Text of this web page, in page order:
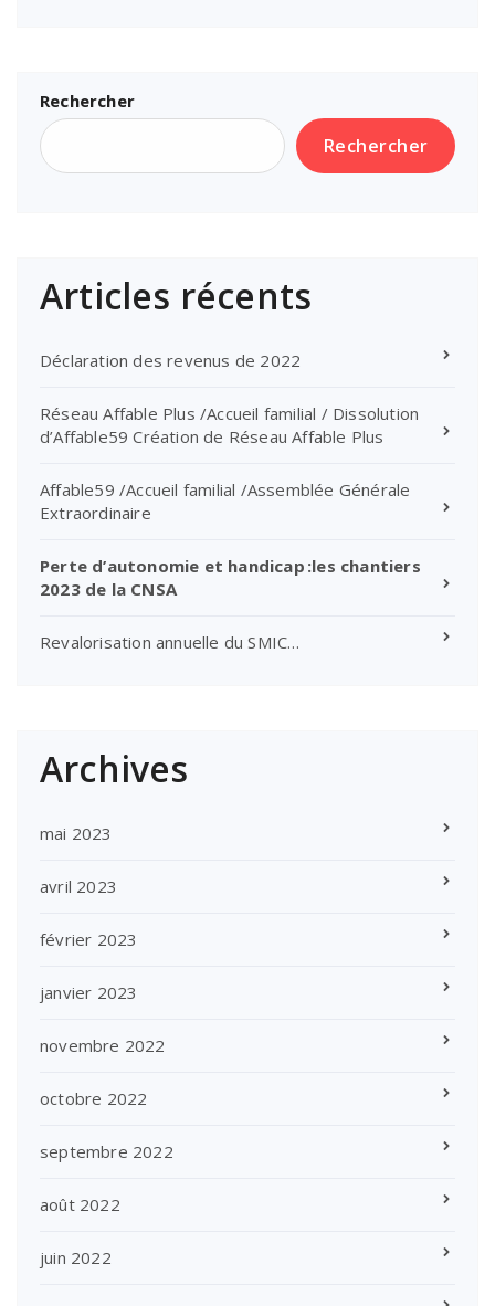
Rechercher
Rechercher
Articles récents
Déclaration des revenus de 2022
Réseau Affable Plus /Accueil familial / Dissolution
d’Affable59 Création de Réseau Affable Plus
Affable59 /Accueil familial /Assemblée Générale
Extraordinaire
Perte d’autonomie et handicap :les chantiers
2023 de la CNSA
Revalorisation annuelle du SMIC…
Archives
mai 2023
avril 2023
février 2023
janvier 2023
novembre 2022
octobre 2022
septembre 2022
août 2022
juin 2022